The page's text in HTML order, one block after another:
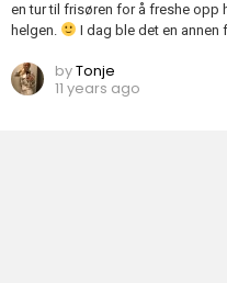
en tur til frisøren for å freshe opp
helgen.
I dag ble det en annen
byTonje
11 years ago